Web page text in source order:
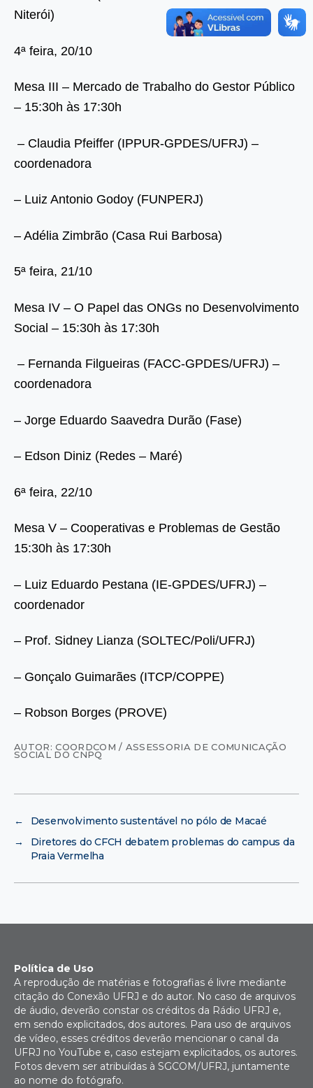
Niterói)
4ª feira, 20/10
Mesa III – Mercado de Trabalho do Gestor Público
– 15:30h às 17:30h
– Claudia Pfeiffer (IPPUR-GPDES/UFRJ) –
coordenadora
– Luiz Antonio Godoy (FUNPERJ)
– Adélia Zimbrão (Casa Rui Barbosa)
5ª feira, 21/10
Mesa IV – O Papel das ONGs no Desenvolvimento
Social – 15:30h às 17:30h
– Fernanda Filgueiras (FACC-GPDES/UFRJ) –
coordenadora
– Jorge Eduardo Saavedra Durão (Fase)
– Edson Diniz (Redes – Maré)
6ª feira, 22/10
Mesa V – Cooperativas e Problemas de Gestão
15:30h às 17:30h
– Luiz Eduardo Pestana (IE-GPDES/UFRJ) –
coordenador
– Prof. Sidney Lianza (SOLTEC/Poli/UFRJ)
– Gonçalo Guimarães (ITCP/COPPE)
– Robson Borges (PROVE)
AUTOR: COORDCOM / ASSESSORIA DE COMUNICAÇÃO
SOCIAL DO CNPQ
←
Desenvolvimento sustentável no pólo de Macaé
→
Diretores do CFCH debatem problemas do campus da
Praia Vermelha
Política de Uso
A reprodução de matérias e fotografias é livre mediante
citação do Conexão UFRJ e do autor. No caso de arquivos
de áudio, deverão constar os créditos da Rádio UFRJ e,
em sendo explicitados, dos autores. Para uso de arquivos
de vídeo, esses créditos deverão mencionar o canal da
UFRJ no YouTube e, caso estejam explicitados, os autores.
Fotos devem ser atribuídas à SGCOM/UFRJ, juntamente
ao nome do fotógrafo.